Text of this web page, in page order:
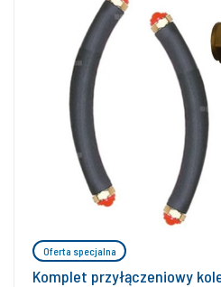
Oferta specjalna
Komplet przyłączeniowy